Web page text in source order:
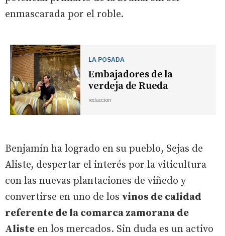
enmascarada por el roble.
LA POSADA
Embajadores de la
verdeja de Rueda
redaccion
Benjamín ha logrado en su pueblo, Sejas de
Aliste, despertar el interés por la viticultura
con las nuevas plantaciones de viñedo y
convertirse en uno de los vinos de calidad
referente de la comarca zamorana de
Aliste en los mercados. Sin duda es un activo